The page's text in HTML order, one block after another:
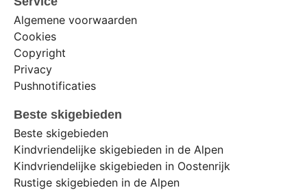
Algemene voorwaarden
Cookies
Copyright
Privacy
Pushnotificaties
Beste skigebieden
Beste skigebieden
Kindvriendelijke skigebieden in de Alpen
Kindvriendelijke skigebieden in Oostenrijk
Rustige skigebieden in de Alpen